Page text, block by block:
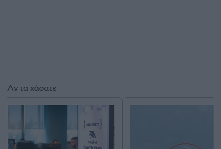
Αν τα χάσατε